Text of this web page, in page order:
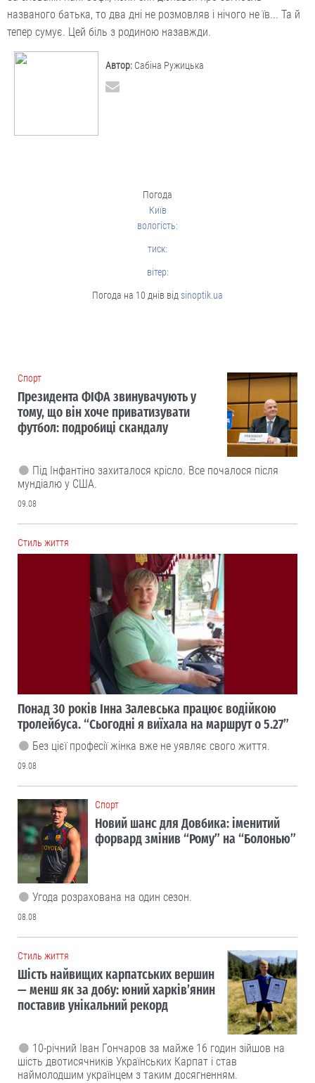
названого батька, то два дні не розмовляв і нічого не їв... Та й
тепер сумує. Цей біль з родиною назавжди.
Автор: Сабіна Ружицька
Погода
Київ
вологість:
тиск:
вітер:
Погода на 10 днів від sinoptik.ua
Cпорт
Президента ФІФА звинувачують у
тому, що він хоче приватизувати
футбол: подробиці скандалу
Під Інфантіно захиталося крісло. Все почалося після
мундіалю у США.
09.08
Cтиль життя
Понад 30 років Інна Залевська працює водійкою
тролейбуса. “Сьогодні я виїхала на маршрут о 5.27”
Без цієї професії жінка вже не уявляє свого життя.
09.08
Cпорт
Новий шанс для Довбика: іменитий
форвард змінив “Рому” на “Болонью”
Угода розрахована на один сезон.
08.08
Cтиль життя
Шість найвищих карпатських вершин
— менш як за добу: юний харків’янин
поставив унікальний рекорд
10-річний Іван Гончаров за майже 16 годин зійшов на
шість двотисячників Українських Карпат і став
наймолодшим українцем з таким досягненням.